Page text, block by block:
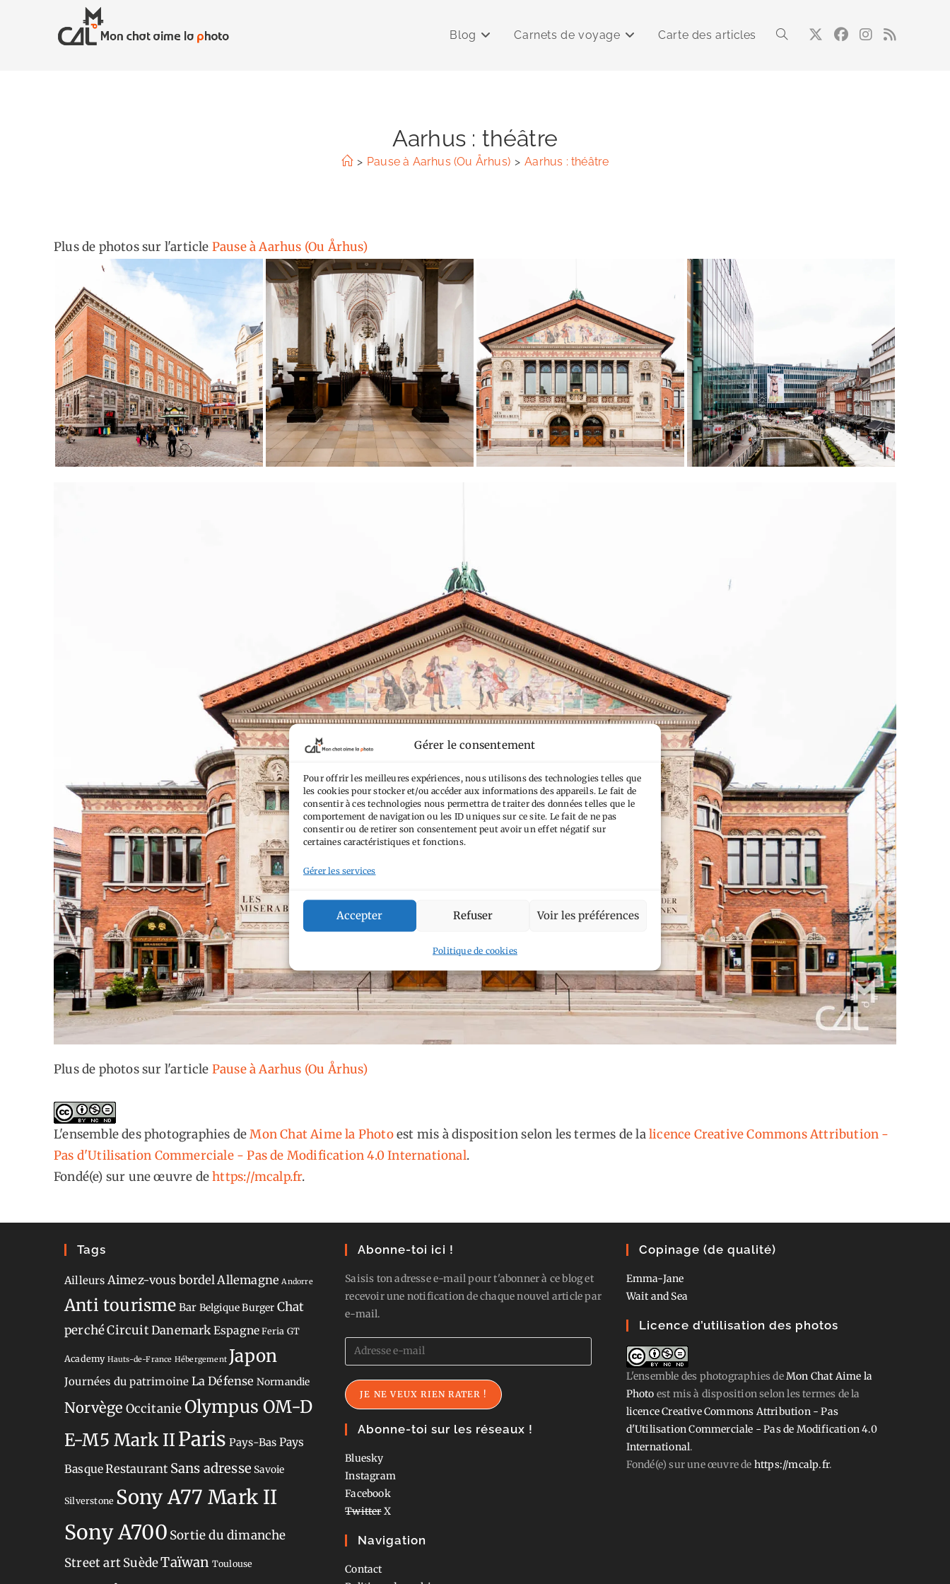
Gérer le consentement
Pour offrir les meilleures expériences, nous utilisons des technologies telles que
les cookies pour stocker et/ou accéder aux informations des appareils. Le fait de
consentir à ces technologies nous permettra de traiter des données telles que le
comportement de navigation ou les ID uniques sur ce site. Le fait de ne pas
consentir ou de retirer son consentement peut avoir un effet négatif sur
certaines caractéristiques et fonctions.
Gérer les services
Accepter Refuser Voir les préférences
Politique de cookies
Blog Carnets de voyage Carte des articles Toggle
Aarhus : théâtre
> Pause à Aarhus (Ou Århus) > Aarhus : théâtre
Plus de photos sur l'article Pause à Aarhus (Ou Århus)
Plus de photos sur l'article Pause à Aarhus (Ou Århus)
L'ensemble des photographies deMon Chat Aime la Photoest mis à disposition selon les termes de lalicence Creative Commons Attribution -
Pas d'Utilisation Commerciale - Pas de Modification 4.0 International.
Fondé(e) sur une œuvre dehttps://mcalp.fr.
Tags
Ailleurs Aimez-vous bordel Allemagne Andorre
Anti tourisme Bar BelgiqueBurger Chat
perchéCircuitDanemark Espagne Feria GT
Academy Hauts-de-France Hébergement Japon
Journées du patrimoine La Défense Normandie
Norvège OccitanieOlympus OM-D
E-M5 Mark IIParis Pays-Bas Pays
BasqueRestaurant Sans adresse Savoie
Silverstone Sony A77 Mark II
Sony A700 Sortie du dimanche
Street artSuèdeTaïwan Toulouse
Abonne-toi ici !
Saisis ton adresse e-mail pour t'abonner à ce blog et
recevoir une notification de chaque nouvel article par
e-mail.
Adresse
e-
mail
JE NE VEUX RIEN RATER !
Abonne-toi sur les réseaux !
Bluesky
Instagram
Facebook
TwitterX
Navigation
Contact
Copinage (de qualité)
Emma-Jane
Wait and Sea
Licence d’utilisation des photos
L'ensemble des photographiesdeMon Chat Aime la
Photo est mis à disposition selon les termes de la
licence Creative Commons Attribution - Pas
d'Utilisation Commerciale - Pas de Modification 4.0
International.
Fondé(e) sur une œuvre de https://mcalp.fr.